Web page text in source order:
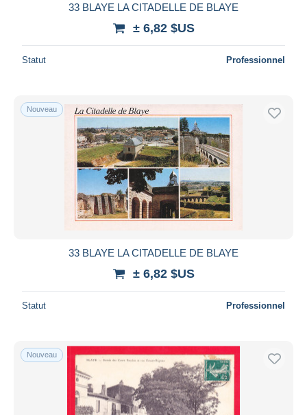
33 BLAYE LA CITADELLE DE BLAYE
± 6,82 $US
Statut Professionnel
Nouveau
33 BLAYE LA CITADELLE DE BLAYE
± 6,82 $US
Statut Professionnel
Nouveau